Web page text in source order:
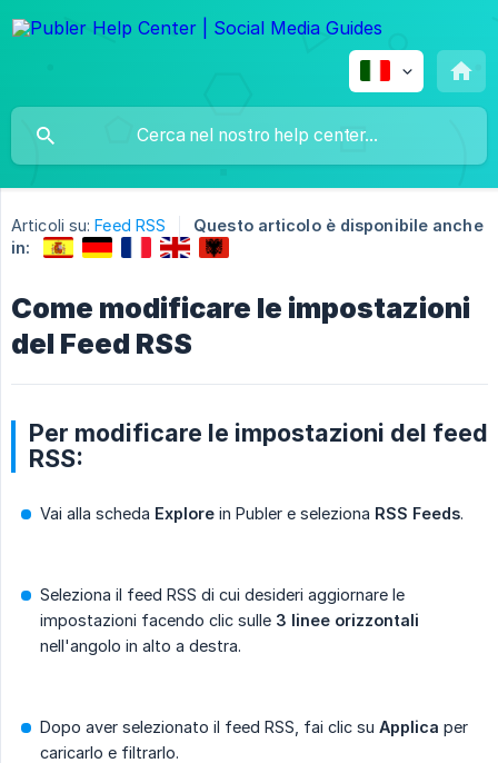
Articoli su: Feed RSS
Questo articolo è disponibile anche
in:
Come modificare le impostazioni
del Feed RSS
Per modificare le impostazioni del feed
RSS:
Vai alla scheda Explore in Publer e seleziona RSS Feeds.
Seleziona il feed RSS di cui desideri aggiornare le
impostazioni facendo clic sulle 3 linee orizzontali
nell'angolo in alto a destra.
Dopo aver selezionato il feed RSS, fai clic su Applica per
caricarlo e filtrarlo.